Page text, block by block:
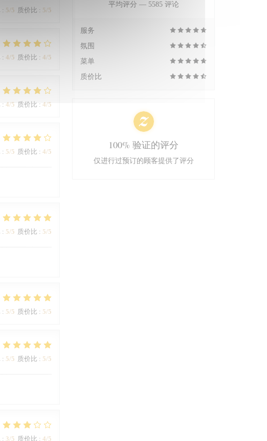
: 5/5 质价比 : 5/5
: 4/5 质价比 : 4/5
: 4/5 质价比 : 4/5
: 5/5 质价比 : 4/5
: 5/5 质价比 : 5/5
: 5/5 质价比 : 5/5
: 5/5 质价比 : 5/5
: 3/5 质价比 : 4/5
平均评分 — 5585 评论
服务
氛围
菜单
质价比
100% 验证的评分
仅进行过预订的顾客提供了评分